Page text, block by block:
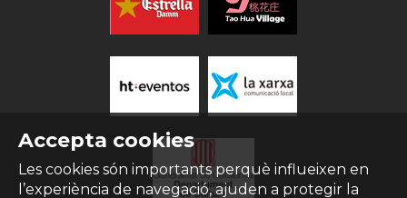
Accepta cookies
Les cookies són importants perquè influeixen en
l’experiència de navegació, ajuden a protegir la